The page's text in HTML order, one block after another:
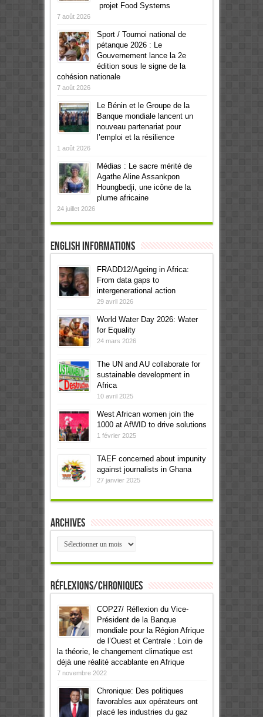
projet Food Systems
7 août 2026
Sport / Tournoi national de
pétanque 2026 : Le
Gouvernement lance la 2e
édition sous le signe de la
cohésion nationale
7 août 2026
Le Bénin et le Groupe de la
Banque mondiale lancent un
nouveau partenariat pour
l’emploi et la résilience
1 août 2026
Médias : Le sacre mérité de
Agathe Aline Assankpon
Houngbedji, une icône de la
plume africaine
24 juillet 2026
English informations
FRADD12/Ageing in Africa:
From data gaps to
intergenerational action
29 avril 2026
World Water Day 2026: Water
for Equality
24 mars 2026
The UN and AU collaborate for
sustainable development in
Africa
10 avril 2025
West African women join the
1000 at AfWID to drive solutions
1 février 2025
TAEF concerned about impunity
against journalists in Ghana
27 janvier 2025
Archives
Archives
Réflexions/Chroniques
COP27/ Réflexion du Vice-
Président de la Banque
mondiale pour la Région Afrique
de l’Ouest et Centrale : Loin de
la théorie, le changement climatique est
déjà une réalité accablante en Afrique
7 novembre 2022
Chronique: Des politiques
favorables aux opérateurs ont
placé les industries du gaz